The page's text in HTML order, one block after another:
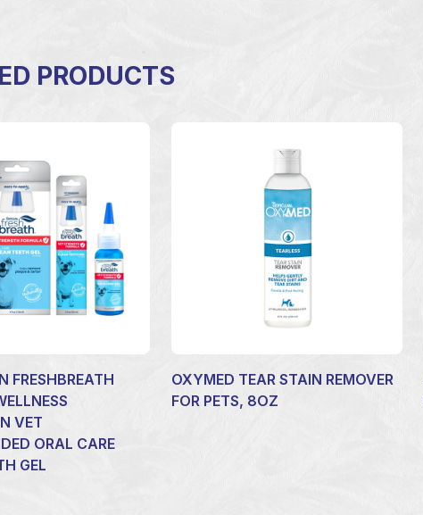
PRODUCTS
FRESHBREATH
VET
ORAL CARE
GEL
OXYMED TEAR STAIN REMOVER
FOR PETS, 8OZ